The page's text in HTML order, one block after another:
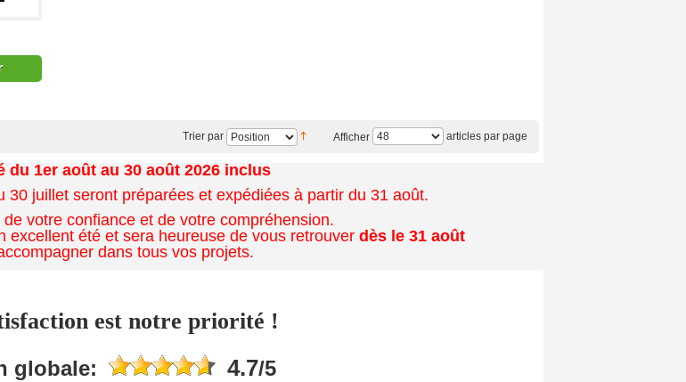
Afficher articles par page
Trier par
du 1er août au 30 août 2026 inclus
30 juillet seront préparées et expédiées à partir du 31 août.
votre confiance et de votre compréhension.
excellent été et sera heureuse de vous retrouver dès le 31 août
dans tous vos projets.
est notre priorité !
globale: 4.7/5